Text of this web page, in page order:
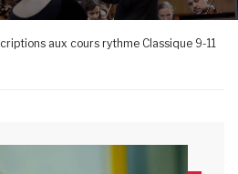
aux cours rythme Classique 9-11